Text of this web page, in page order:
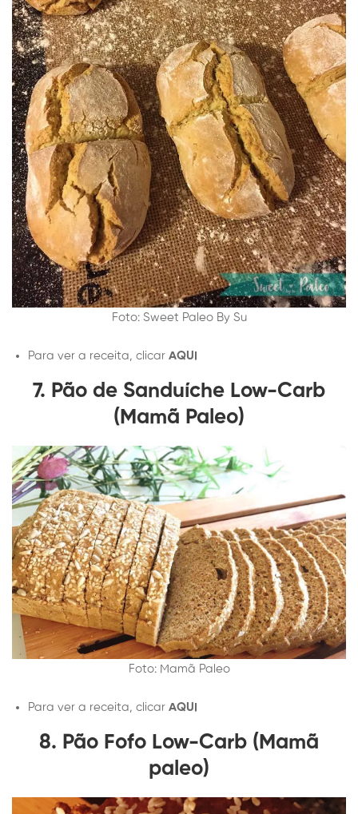
Foto: Sweet Paleo By Su
Para ver a receita, clicar AQUI
7. Pão de Sanduíche Low-Carb
(Mamã Paleo)
Foto: Mamã Paleo
Para ver a receita, clicar AQUI
8. Pão Fofo Low-Carb (Mamã
paleo)